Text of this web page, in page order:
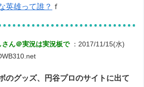
英雄って誰？ ｆ
さん＠実況は実況板で ：2017/11/15(水)
のグッズ、円谷プロのサイトに出て